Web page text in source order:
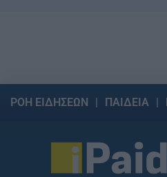
ΡΟΗ ΕΙΔΗΣΕΩΝ ΠΑΙΔΕΙΑ